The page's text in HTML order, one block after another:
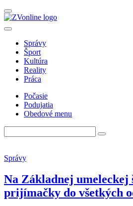
Správy
Šport
Kultúra
Reality
Práca
Počasie
Podujatia
Obedové menu
Správy
Na Základnej umeleckej
prijímačky do všetkých